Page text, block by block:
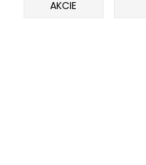
AKCIE
SUMCOVÉ A